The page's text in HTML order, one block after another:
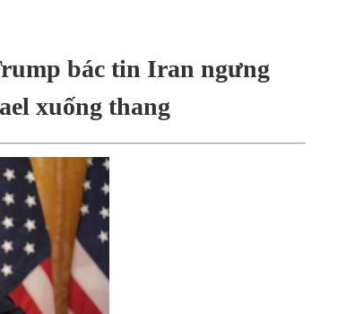
bác tin Iran ngưng
xuống thang